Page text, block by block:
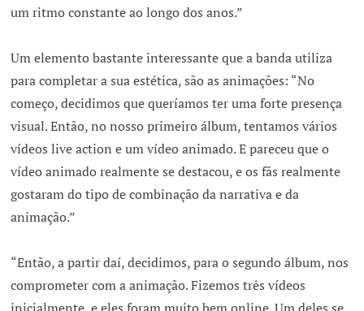
um ritmo constante ao longo dos anos.”
Um elemento bastante interessante que a banda utiliza
para completar a sua estética, são as animações: “No
começo, decidimos que queríamos ter uma forte presença
visual. Então, no nosso primeiro álbum, tentamos vários
vídeos live action e um vídeo animado. E pareceu que o
vídeo animado realmente se destacou, e os fãs realmente
gostaram do tipo de combinação da narrativa e da
animação.”
“Então, a partir daí, decidimos, para o segundo álbum, nos
comprometer com a animação. Fizemos três vídeos